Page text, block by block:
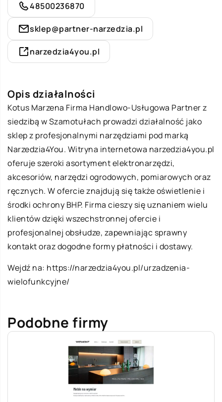
48500236870
sklep@partner-narzedzia.pl
narzedzia4you.pl
Opis działalności
Kotus Marzena Firma Handlowo-Usługowa Partner z
siedzibą w Szamotułach prowadzi działalność jako
sklep z profesjonalnymi narzędziami pod marką
Narzedzia4You. Witryna internetowa narzedzia4you.pl
oferuje szeroki asortyment elektronarzędzi,
akcesoriów, narzędzi ogrodowych, pomiarowych oraz
ręcznych. W ofercie znajdują się także oświetlenie i
środki ochrony BHP. Firma cieszy się uznaniem wielu
klientów dzięki wszechstronnej ofercie i
profesjonalnej obsłudze, zapewniając sprawny
kontakt oraz dogodne formy płatności i dostawy.
Wejdź na: https://narzedzia4you.pl/urzadzenia-
wielofunkcyjne/
Podobne firmy